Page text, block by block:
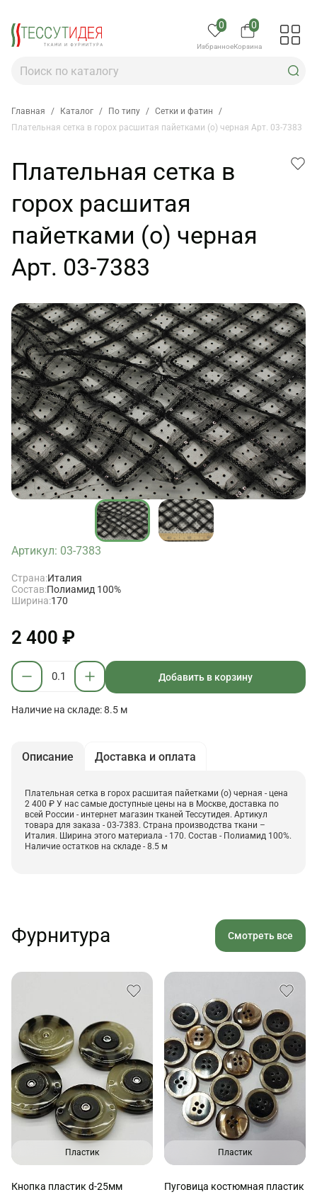
0
Избранное
0
Корзина
Главная / Каталог / По типу / Сетки и фатин
/
Плательная сетка в горох расшитая пайетками (о) черная Арт. 03-7383
Плательная сетка в
горох расшитая
пайетками (о) черная
Арт. 03-7383
Артикул: 03-7383
Страна:Италия
Состав:Полиамид 100%
Ширина:170
2 400 ₽
Добавить в корзину
Наличие на складе: 8.5 м
Описание Доставка и оплата
Плательная сетка в горох расшитая пайетками (о) черная - цена
2 400 ₽ У нас самые доступные цены на в Москве, доставка по
всей России - интернет магазин тканей Тессутидея. Артикул
товара для заказа - 03-7383. Страна производства ткани –
Италия. Ширина этого материала - 170. Состав - Полиамид 100%.
Наличие остатков на складе - 8.5 м
Фурнитура Смотреть все
Пластик
Кнопка пластик d-25мм
Пластик
Пуговица костюмная пластик